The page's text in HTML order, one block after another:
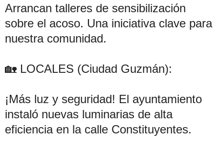
Arrancan talleres de sensibilización
sobre el acoso. Una iniciativa clave para
nuestra comunidad.
🏡 LOCALES (Ciudad Guzmán):
¡Más luz y seguridad! El ayuntamiento
instaló nuevas luminarias de alta
eficiencia en la calle Constituyentes.